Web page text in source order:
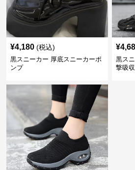
¥4,180 (税込)
黒スニーカー 厚底スニーカーポ
ンプ
¥
黒ス
撃吸